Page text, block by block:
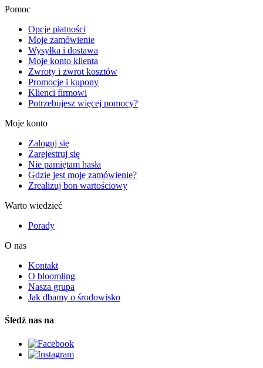
Pomoc
Opcje płatności
Moje zamówienie
Wysyłka i dostawa
Moje konto klienta
Zwroty i zwrot kosztów
Promocje i kupony
Klienci firmowi
Potrzebujesz więcej pomocy?
Moje konto
Zaloguj się
Zarejestruj się
Nie pamiętam hasła
Gdzie jest moje zamówienie?
Zrealizuj bon wartościowy
Warto wiedzieć
Porady
O nas
Kontakt
O bloomling
Nasza grupa
Jak dbamy o środowisko
Śledź nas na